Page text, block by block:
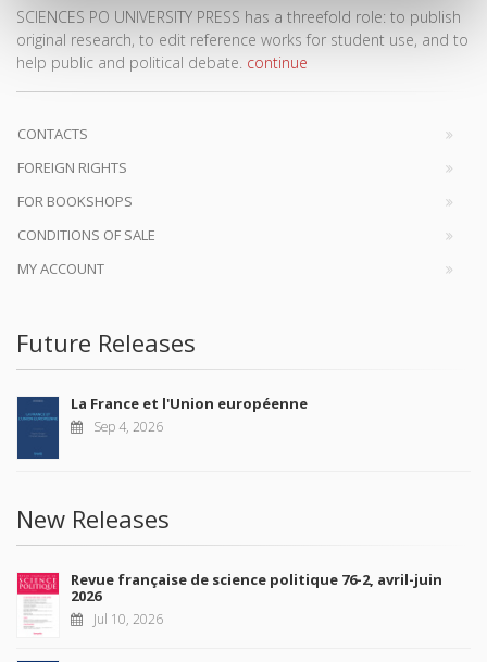
SCIENCES PO UNIVERSITY PRESS has a threefold role: to publish
original research, to edit reference works for student use, and to
help public and political debate. continue
CONTACTS
FOREIGN RIGHTS
FOR BOOKSHOPS
CONDITIONS OF SALE
MY ACCOUNT
Future Releases
La France et l'Union européenne
Sep 4, 2026
New Releases
Revue française de science politique 76-2, avril-juin
2026
Jul 10, 2026